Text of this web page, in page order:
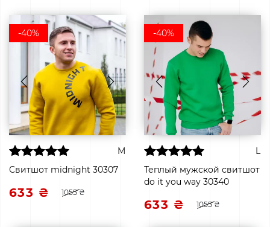
-40%
M
Свитшот midnight 30307
633 ₴ 1055 ₴
-40%
L
Теплый мужской свитшот
do it you way 30340
633 ₴ 1055 ₴